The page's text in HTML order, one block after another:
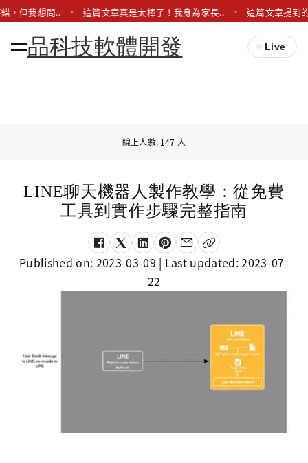
，但我想問.. 這篇文章真是太棒了！我身為家長.. 這篇文章提到
品科技軟體開發 Live
線上人數: 147 人
LINE聊天機器人製作教學：從免費
工具到實作步驟完整指南
Published on: 2023-03-09 | Last updated:2023-07-
22